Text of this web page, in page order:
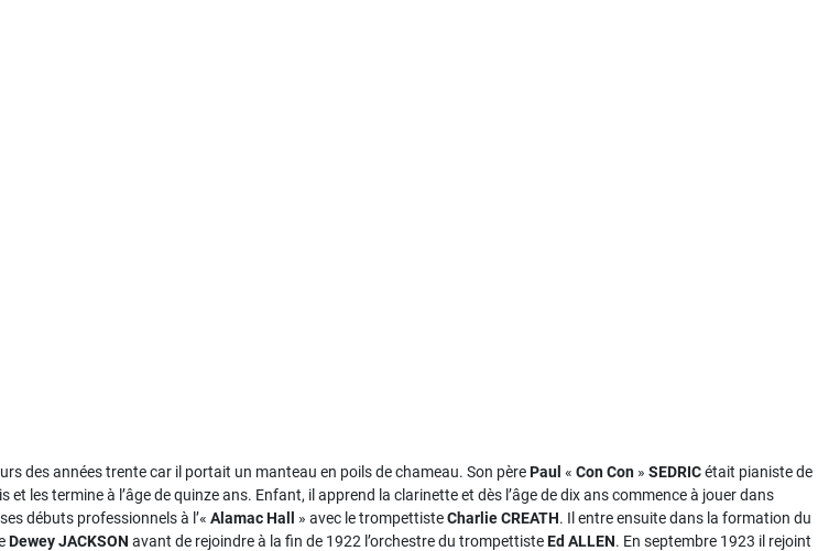
des années trente car il portait un manteau en poils de chameau. Son pèrePaul « Con Con » SEDRICétait pianiste de
les termine à l’âge de quinze ans. Enfant, il apprend la clarinette et dès l’âge de dix ans commence à jouer dans
débuts professionnels à l’« Alamac Hall » avec le trompettisteCharlie CREATH. Il entre ensuite dans la formation du
Dewey JACKSON avant de rejoindre à la fin de 1922 l’orchestre du trompettisteEd ALLEN. En septembre 1923 il rejoint